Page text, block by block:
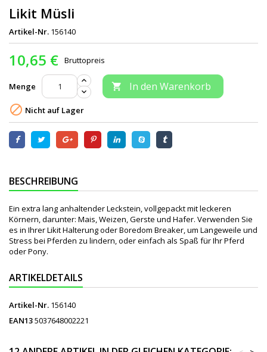
Likit Müsli
Artikel-Nr. 156140
10,65 € Bruttopreis
Menge  In den Warenkorb
 Nicht auf Lager
BESCHREIBUNG
Ein extra lang anhaltender Leckstein, vollgepackt mit leckeren
Körnern, darunter: Mais, Weizen, Gerste und Hafer. Verwenden Sie
es in Ihrer Likit Halterung oder Boredom Breaker, um Langeweile und
Stress bei Pferden zu lindern, oder einfach als Spaß für Ihr Pferd
oder Pony.
ARTIKELDETAILS
Artikel-Nr. 156140
EAN135037648002221